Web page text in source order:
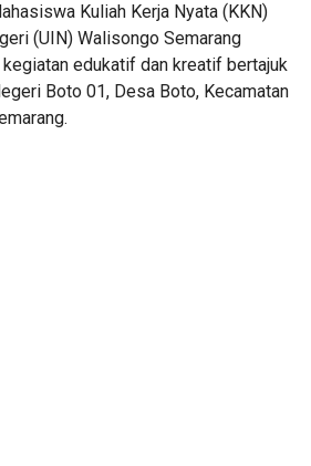
Kuliah Kerja Nyata (KKN)
(UIN) Walisongo Semarang
edukatif dan kreatif bertajuk
Boto 01, Desa Boto, Kecamatan